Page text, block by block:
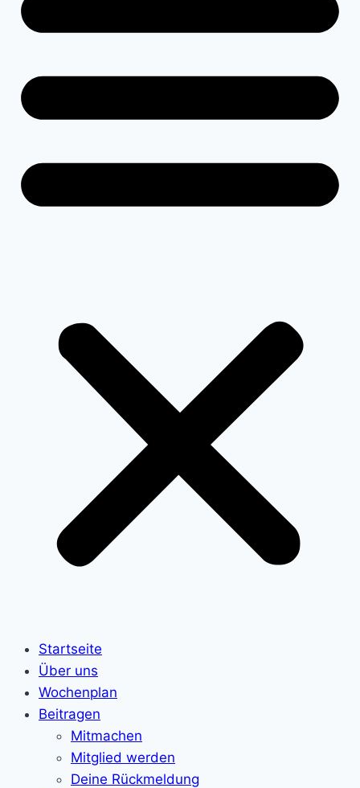
Startseite
Über uns
Wochenplan
Beitragen
Mitmachen
Mitglied werden
Deine Rückmeldung